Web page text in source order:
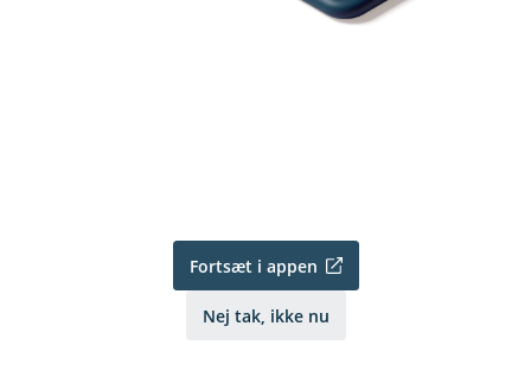
Fortsæt i appen
Nej tak, ikke nu